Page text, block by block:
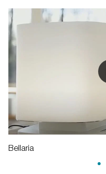
Bellaria